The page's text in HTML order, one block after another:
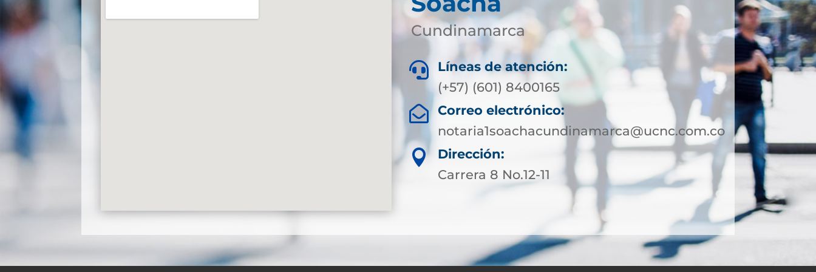
Cundinamarca

Líneas de atención:
(+57) (601) 8400165

Correo electrónico:
notaria1soachacundinamarca@ucnc.com.co

Dirección:
Carrera 8 No.12-11